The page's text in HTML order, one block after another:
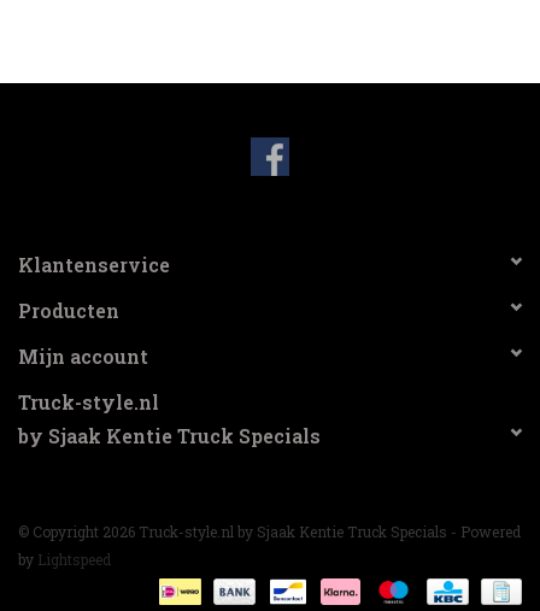
3-spaak stuurwiel
Klantenservice
Producten
Mijn account
Truck-style.nl
by Sjaak Kentie Truck Specials
© Copyright 2026 Truck-style.nl by Sjaak Kentie Truck Specials - Powered
by Lightspeed